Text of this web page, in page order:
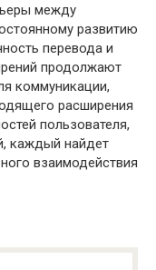
между
развитию
перевода и
продолжают
коммуникации,
расширения
пользователя,
каждый найдет
взаимодействия